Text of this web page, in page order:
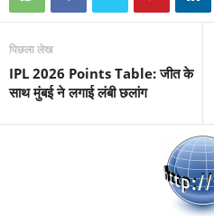
पिछला लेख
IPL 2026 Points Table: जीत के
साथ मुंबई ने लगाई लंबी छलांग